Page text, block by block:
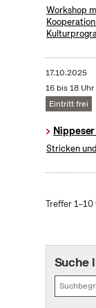
Workshop
17.10.2025
16 bis 18 Uhr
Eintritt frei
Stricken
Treffer 1–10
Suche